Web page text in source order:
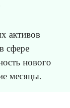
активов
сфере
нового
месяцы.